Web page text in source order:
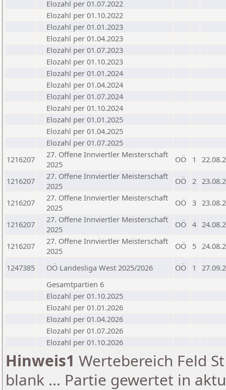
Elozahl per 01.07.2022
Elozahl per 01.10.2022
Elozahl per 01.01.2023
Elozahl per 01.04.2023
Elozahl per 01.07.2023
Elozahl per 01.10.2023
Elozahl per 01.01.2024
Elozahl per 01.04.2024
Elozahl per 01.07.2024
Elozahl per 01.10.2024
Elozahl per 01.01.2025
Elozahl per 01.04.2025
Elozahl per 01.07.2025
1216207
27. Offene Innviertler Meisterschaft
2025
OÖ 1
1216207
27. Offene Innviertler Meisterschaft
2025
OÖ 2
1216207
27. Offene Innviertler Meisterschaft
2025
OÖ 3
1216207
27. Offene Innviertler Meisterschaft
2025
OÖ 4
1216207
27. Offene Innviertler Meisterschaft
2025
OÖ 5
1247385 OÖ Landesliga West 2025/2026 OÖ 1
Gesamtpartien 6
Elozahl per 01.10.2025
Elozahl per 01.01.2026
Elozahl per 01.04.2026
Elozahl per 01.07.2026
Elozahl per 01.10.2026
Hinweis1 Wertebereich Feld
blank ... Partie gewertet in